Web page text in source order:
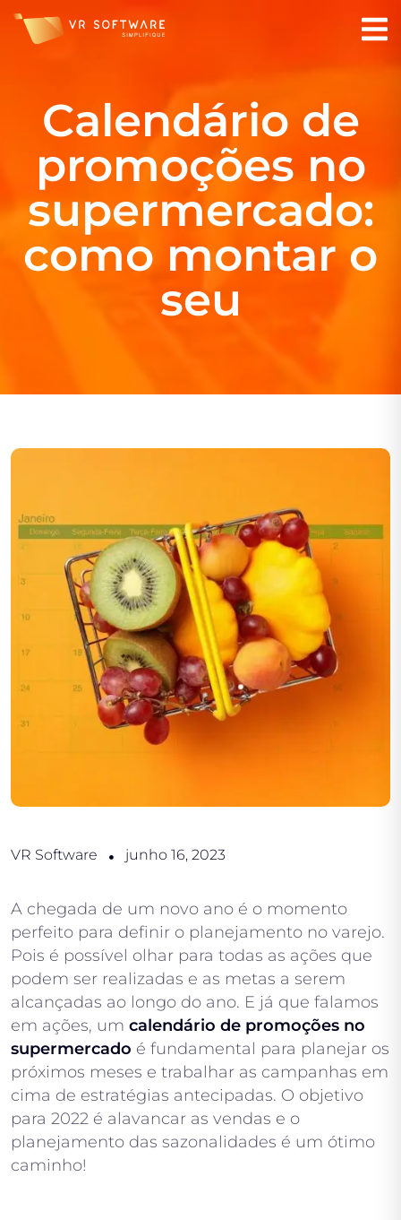
Calendário de
promoções no
supermercado:
como montar o
seu
VR Software junho 16, 2023
A chegada de um novo ano é o momento
perfeito para definir o planejamento no varejo.
Pois é possível olhar para todas as ações que
podem ser realizadas e as metas a serem
alcançadas ao longo do ano. E já que falamos
em ações, um calendário de promoções no
supermercado é fundamental para planejar os
próximos meses e trabalhar as campanhas em
cima de estratégias antecipadas. O objetivo
para 2022 é alavancar as vendas e o
planejamento das sazonalidades é um ótimo
caminho!